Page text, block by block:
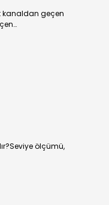
kanaldan geçen
ölçümü,